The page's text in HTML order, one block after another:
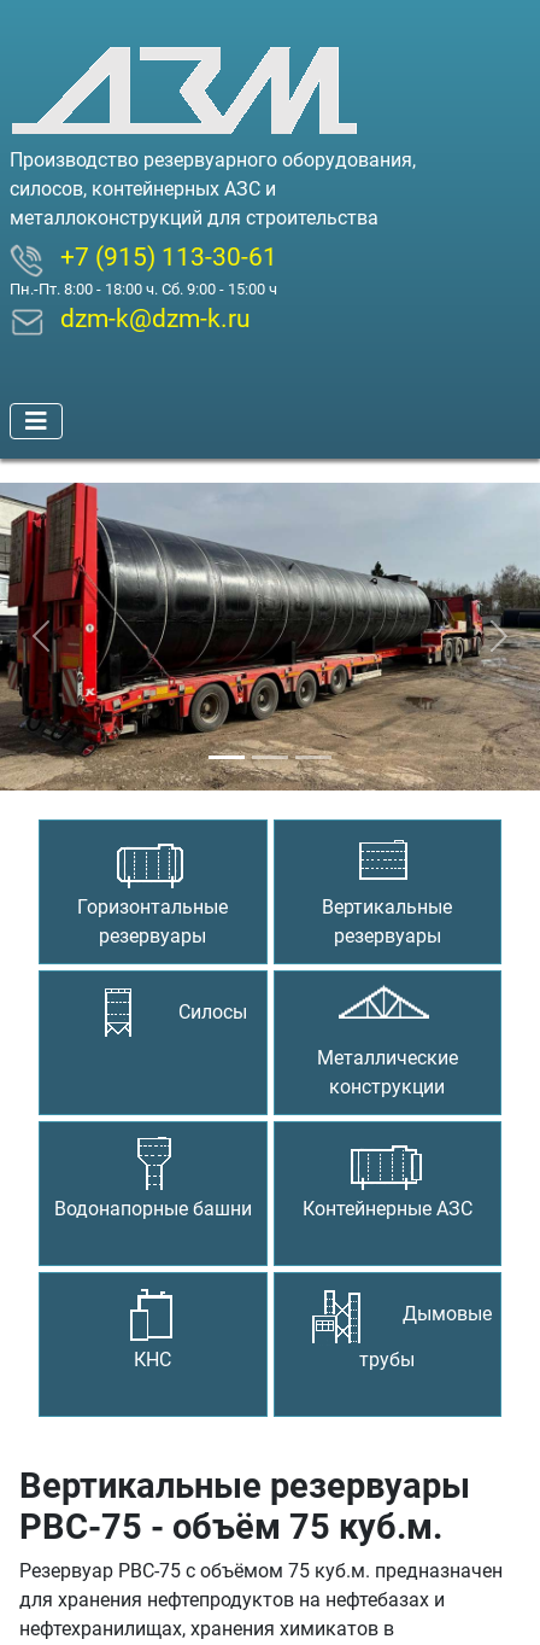
Производство резервуарного оборудования,
силосов, контейнерных АЗС и
металлоконструкций для строительства
+7 (915) 113-30-61
Пн.-Пт. 8:00 - 18:00 ч. Сб. 9:00 - 15:00 ч
dzm-k@dzm-k.ru
Предыдущий
Горизонтальные
резервуары
Вертикальные
резервуары
Силосы
Металлические
конструкции
Водонапорные башни Контейнерные АЗС
КНС
Дымовые
трубы
Вертикальные резервуары
РВС-75 - объём 75 куб.м.
Резервуар РВС-75 с объёмом 75 куб.м. предназначен
для хранения нефтепродуктов на нефтебазах и
нефтехранилищах, хранения химикатов в